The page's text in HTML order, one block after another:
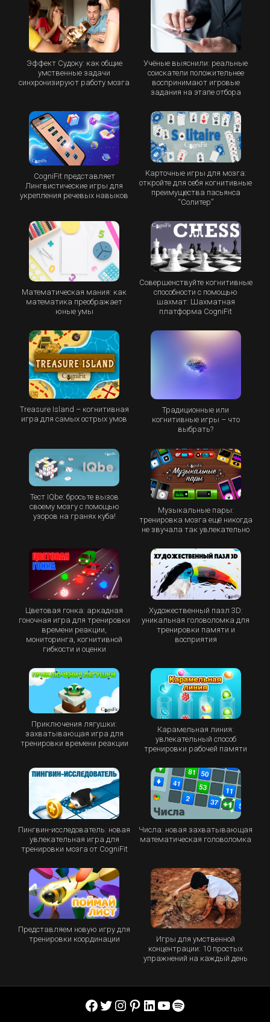
Эффект Судоку: как общие
умственные задачи
синхронизируют работу мозга
Учёные выяснили: реальные
соискатели положительнее
воспринимают игровые
задания на этапе отбора
CogniFit представляет
Лингвистические игры для
укрепления речевых навыков
Карточные игры для мозга:
откройте для себя когнитивные
преимущества пасьянса
“Cолитер”
Математическая мания: как
математика преображает
юные умы
Совершенствуйте когнитивные
способности с помощью
шахмат: Шахматная
платформа CogniFit
Treasure Island – когнитивная
игра для самых острых умов
Традиционные или
когнитивные игры – что
выбрать?
Тест IQbe: бросьте вызов
своему мозгу с помощью
узоров на гранях куба!
Музыкальные пары:
тренировка мозга ещё никогда
не звучала так увлекательно
Цветовая гонка: аркадная
гоночная игра для тренировки
времени реакции,
мониторинга, когнитивной
гибкости и оценки
Художественный пазл 3D:
уникальная головоломка для
тренировки памяти и
восприятия
Приключения лягушки:
захватывающая игра для
тренировки времени реакции
Карамельная линия:
увлекательный способ
тренировки рабочей памяти
Пингвин-исследователь: новая
увлекательная игра для
тренировки мозга от CogniFit
Числа: новая захватывающая
математическая головоломка
Представляем новую игру для
тренировки координации
Игры для умственной
концентрации: 10 простых
упражнений на каждый день
Facebook
Twitter
Instagram
Pinterest
LinkedIn
YouTube
Spotify